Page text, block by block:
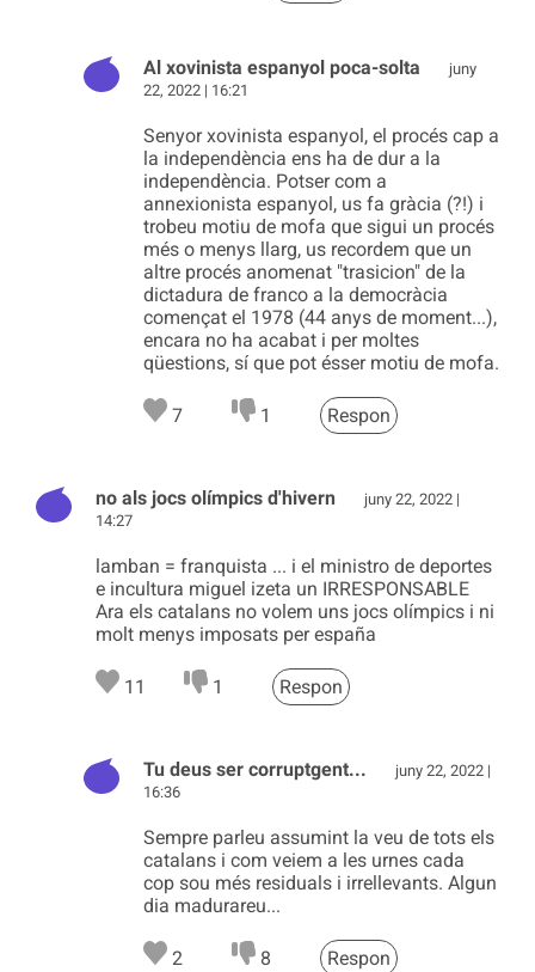
Al xovinista espanyol poca-solta
juny
22, 2022 | 16:21
Senyor xovinista espanyol, el procés cap a
la independència ens ha de dur a la
independència. Potser com a
annexionista espanyol, us fa gràcia (?!) i
trobeu motiu de mofa que sigui un procés
més o menys llarg, us recordem que un
altre procés anomenat "trasicion" de la
dictadura de franco a la democràcia
començat el 1978 (44 anys de moment...),
encara no ha acabat i per moltes
qüestions, sí que pot ésser motiu de mofa.
7 1 Respon
no als jocs olímpics d'hivern
juny 22, 2022 |
14:27
lamban = franquista ... i el ministro de deportes
e incultura miguel izeta un IRRESPONSABLE
Ara els catalans no volem uns jocs olímpics i ni
molt menys imposats per españa
11 1 Respon
Tu deus ser corruptgent...
juny 22, 2022 |
16:36
Sempre parleu assumint la veu de tots els
catalans i com veiem a les urnes cada
cop sou més residuals i irrellevants. Algun
dia madurareu...
2 8 Respon